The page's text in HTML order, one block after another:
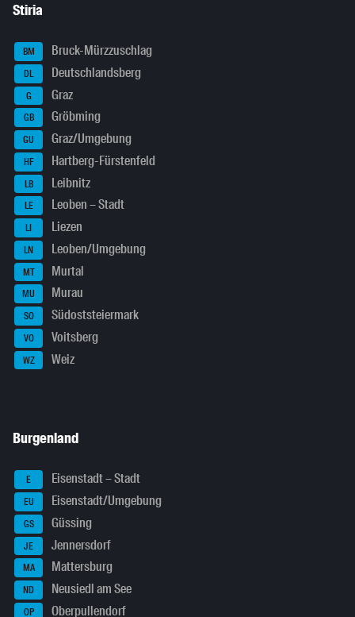
Stiria
BM Bruck-Mürzzuschlag
DL Deutschlandsberg
G Graz
GB Gröbming
GU Graz/Umgebung
HF Hartberg-Fürstenfeld
LB Leibnitz
LE Leoben – Stadt
LI Liezen
LN Leoben/Umgebung
MT Murtal
MU Murau
SO Südoststeiermark
VO Voitsberg
WZ Weiz
Burgenland
E Eisenstadt – Stadt
EU Eisenstadt/Umgebung
GS Güssing
JE Jennersdorf
MA Mattersburg
ND Neusiedl am See
OP Oberpullendorf